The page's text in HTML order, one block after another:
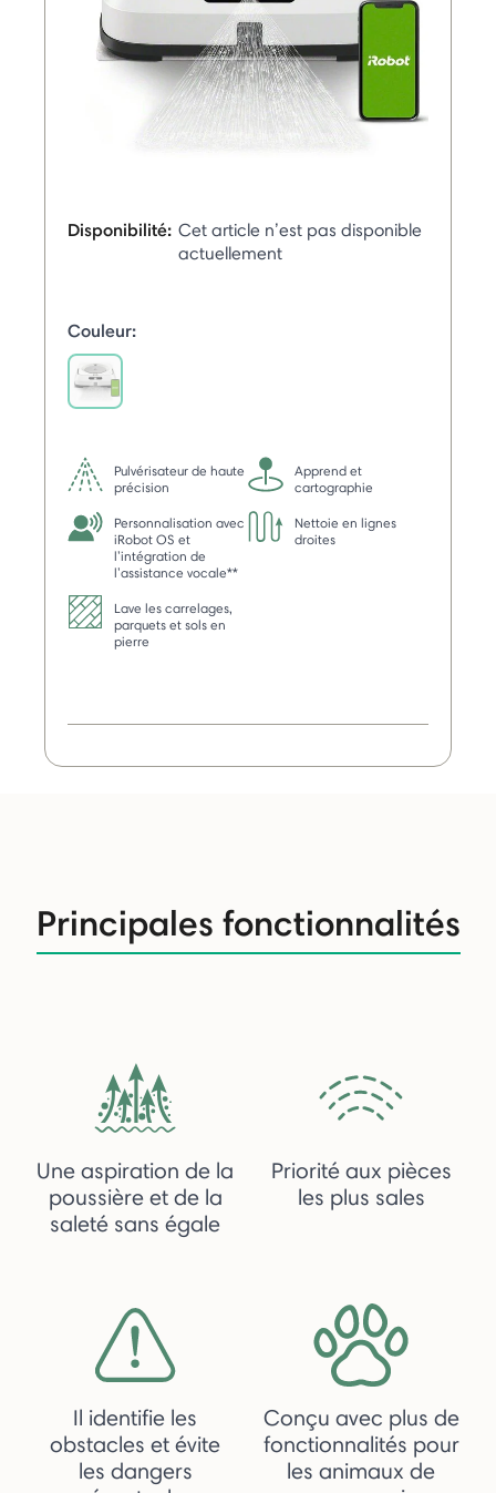
Disponibilité: Cet article n’est pas disponible
actuellement
Couleur:
Pulvérisateur de haute
précision
Apprend et
cartographie
Personnalisation avec
iRobot OS et
l’intégration de
l’assistance vocale**
Nettoie en lignes
droites
Lave les carrelages,
parquets et sols en
pierre
Principales fonctionnalités
Une aspiration de la
poussière et de la
saleté sans égale
Priorité aux pièces
les plus sales
Il identifie les
obstacles et évite
les dangers
Conçu avec plus de
fonctionnalités pour
les animaux de